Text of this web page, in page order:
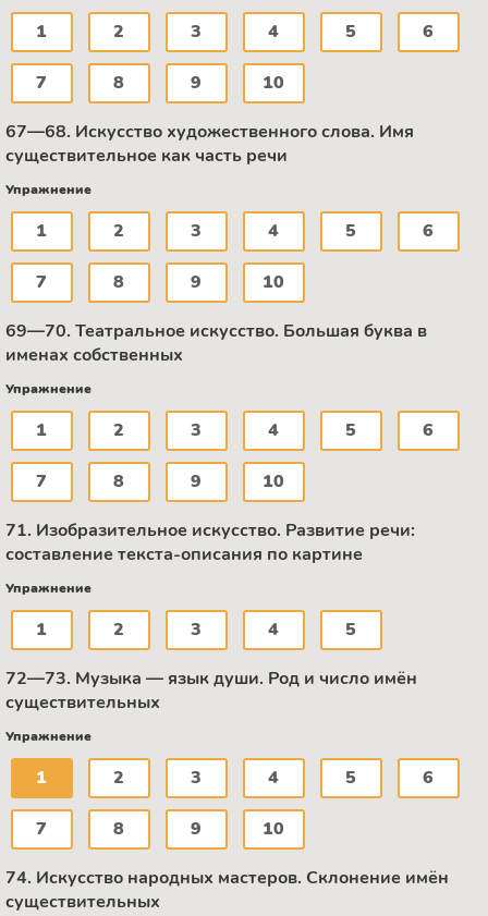
1 2 3 4 5 6
7 8 9 10
67—68. Искусство художественного слова. Имя
существительное как часть речи
Упражнение
1 2 3 4 5 6
7 8 9 10
69—70. Театральное искусство. Большая буква в
именах собственных
Упражнение
1 2 3 4 5 6
7 8 9 10
71. Изобразительное искусство. Развитие речи:
составление текста-описания по картине
Упражнение
1 2 3 4 5
72—73. Музыка — язык души. Род и число имён
существительных
Упражнение
1 2 3 4 5 6
7 8 9 10
74. Искусство народных мастеров. Склонение имён
существительных